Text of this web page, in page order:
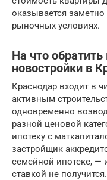
оказывается
рыночных условиях.
На что
новостройки в
Краснодар входит в
активным
одновременно
разной ценовой
ипотеку с
застройщик
семейной ипотеке, —
ставкой не получится.